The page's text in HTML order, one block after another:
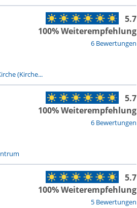
6 Bewertungen
5.7
100% Weiterempfehlung
(Kirche...
6 Bewertungen
5.7
100% Weiterempfehlung
5 Bewertungen
5.7
100% Weiterempfehlung